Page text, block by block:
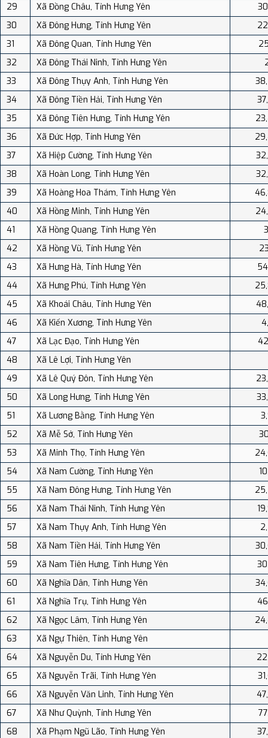
29
Xã Đồng Châu, Tỉnh Hưng Yên
30
Xã Đông Hưng, Tỉnh Hưng Yên
31
Xã Đông Quan, Tỉnh Hưng Yên
32
Xã Đông Thái Ninh, Tỉnh Hưng Yên
33
Xã Đông Thụy Anh, Tỉnh Hưng Yên
34
Xã Đông Tiền Hải, Tỉnh Hưng Yên
35
Xã Đông Tiên Hưng, Tỉnh Hưng Yên
36
Xã Đức Hợp, Tỉnh Hưng Yên
37
Xã Hiệp Cường, Tỉnh Hưng Yên
38
Xã Hoàn Long, Tỉnh Hưng Yên
39
Xã Hoàng Hoa Thám, Tỉnh Hưng Yên
40
Xã Hồng Minh, Tỉnh Hưng Yên
41
Xã Hồng Quang, Tỉnh Hưng Yên
42
Xã Hồng Vũ, Tỉnh Hưng Yên
43
Xã Hưng Hà, Tỉnh Hưng Yên
44
Xã Hưng Phú, Tỉnh Hưng Yên
45
Xã Khoái Châu, Tỉnh Hưng Yên
46
Xã Kiến Xương, Tỉnh Hưng Yên
47
Xã Lạc Đạo, Tỉnh Hưng Yên
48
Xã Lê Lợi, Tỉnh Hưng Yên
49
Xã Lê Quý Đôn, Tỉnh Hưng Yên
50
Xã Long Hưng, Tỉnh Hưng Yên
51
Xã Lương Bằng, Tỉnh Hưng Yên
52
Xã Mễ Sở, Tỉnh Hưng Yên
53
Xã Minh Thọ, Tỉnh Hưng Yên
54
Xã Nam Cường, Tỉnh Hưng Yên
55
Xã Nam Đông Hưng, Tỉnh Hưng Yên
56
Xã Nam Thái Ninh, Tỉnh Hưng Yên
57
Xã Nam Thụy Anh, Tỉnh Hưng Yên
58
Xã Nam Tiền Hải, Tỉnh Hưng Yên
59
Xã Nam Tiên Hưng, Tỉnh Hưng Yên
60
Xã Nghĩa Dân, Tỉnh Hưng Yên
61
Xã Nghĩa Trụ, Tỉnh Hưng Yên
62
Xã Ngọc Lâm, Tỉnh Hưng Yên
63
Xã Ngự Thiên, Tỉnh Hưng Yên
64
Xã Nguyễn Du, Tỉnh Hưng Yên
65
Xã Nguyễn Trãi, Tỉnh Hưng Yên
66
Xã Nguyễn Văn Linh, Tỉnh Hưng Yên
67
Xã Như Quỳnh, Tỉnh Hưng Yên
68
Xã Phạm Ngũ Lão, Tỉnh Hưng Yên